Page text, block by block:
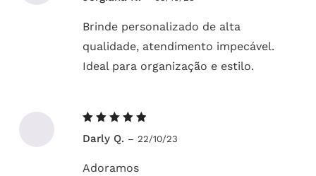
Brinde personalizado de alta
qualidade, atendimento impecável.
Ideal para organização e estilo.
5de 5
Darly Q. – 22/10/23
Adoramos